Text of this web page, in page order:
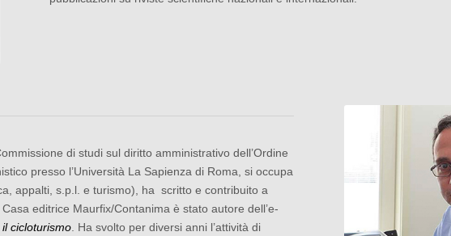
di studi sul diritto amministrativo dell’Ordine
presso l’Università La Sapienza di Roma, si occupa
appalti, s.p.l. e turismo), ha scritto e contribuito a
editrice Maurfix/Contanima è stato autore dell’e-
cicloturismo. Ha svolto per diversi anni l’attività di